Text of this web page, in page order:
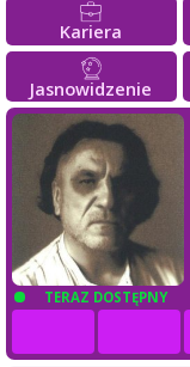
Kariera
Jasnowidzenie
TERAZ DOSTĘPNY